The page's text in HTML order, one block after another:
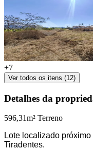
+7
Ver todos os itens (12)
Detalhes da
596,31m² Terreno
Lote localizado
Tiradentes.